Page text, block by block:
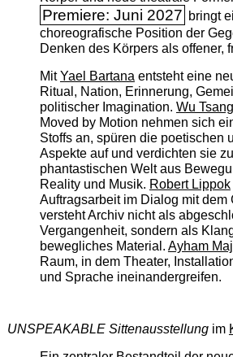
Premiere: Juni 2027 bringt
choreografische Position der
Denken des Körpers als offener,
MitYael Bartanaentsteht eine
Ritual, Nation, Erinnerung,
politischer Imagination. Wu Tsang
Moved by Motion nehmen sich
Stoffs an, spüren die poetischen
Aspekte auf und verdichten sie
phantastischen Welt aus
Reality und Musik. Robert Lippok
Auftragsarbeit im Dialog mit dem
versteht Archiv nicht als
Vergangenheit, sondern als
bewegliches Material. Ayham
Raum, in dem Theater,
und Sprache ineinandergreifen.
UNSPEAKABLE Sittenausstellungim